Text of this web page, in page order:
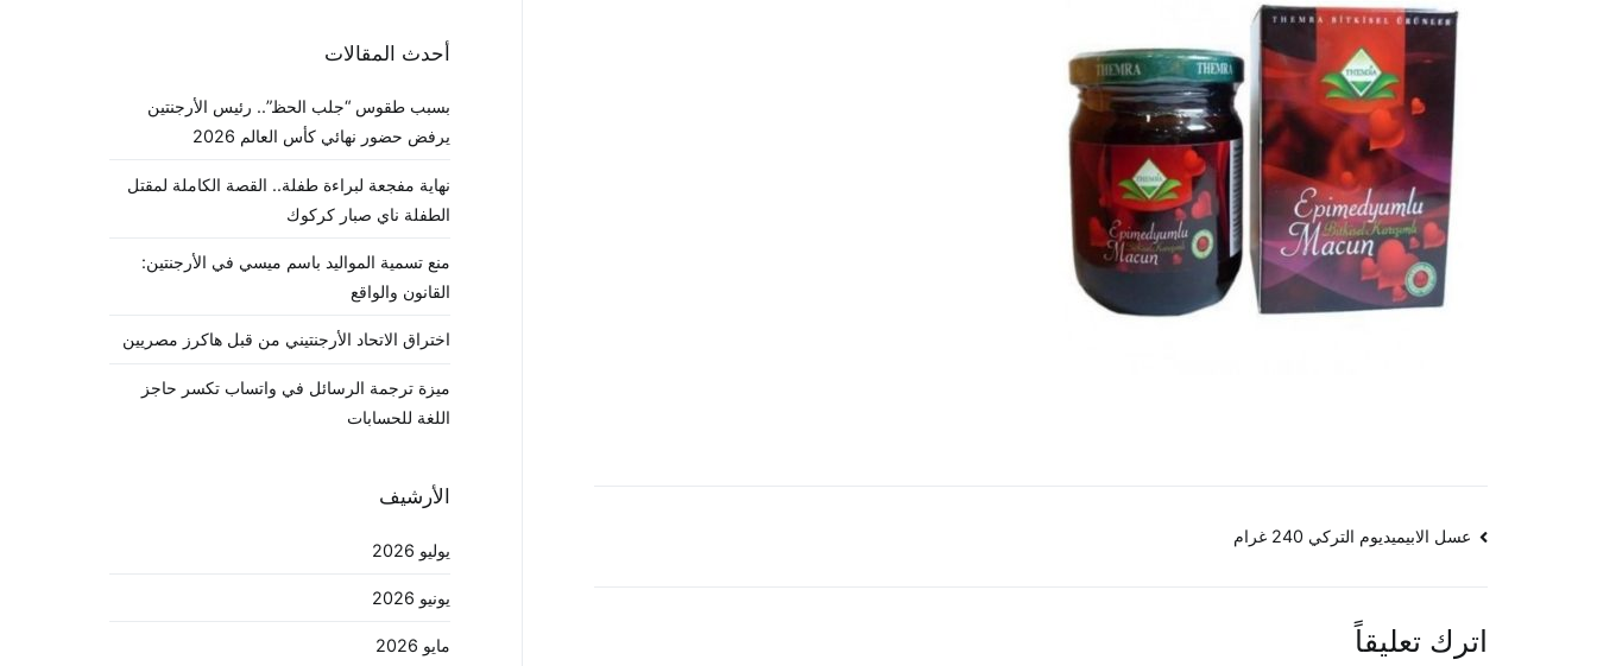
تصفّح
عسل الابيميديوم التركي 240 غرام
اترك تعليقاً
أحدث المقالات
بسبب طقوس “جلب الحظ”.. رئيس الأرجنتين
يرفض حضور نهائي كأس العالم 2026
نهاية مفجعة لبراءة طفلة.. القصة الكاملة لمقتل
الطفلة ناي صبار كركوك
منع تسمية المواليد باسم ميسي في الأرجنتين:
القانون والواقع
اختراق الاتحاد الأرجنتيني من قبل هاكرز مصريين
ميزة ترجمة الرسائل في واتساب تكسر حاجز
اللغة للحسابات
الأرشيف
يوليو 2026
يونيو 2026
مايو 2026